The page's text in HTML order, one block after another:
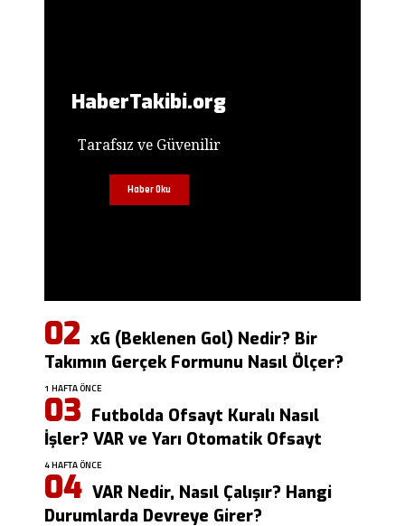
HaberTakibi.org
Tarafsız ve Güvenilir
Haber Oku
xG (Beklenen Gol) Nedir? Bir
Takımın Gerçek Formunu Nasıl Ölçer?
1 HAFTA ÖNCE
Futbolda Ofsayt Kuralı Nasıl
İşler? VAR ve Yarı Otomatik Ofsayt
4 HAFTA ÖNCE
VAR Nedir, Nasıl Çalışır? Hangi
Durumlarda Devreye Girer?